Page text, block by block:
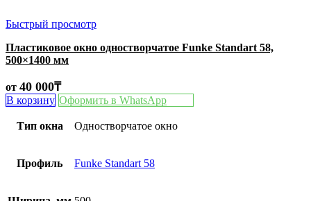
Быстрый просмотр
Пластиковое окно одностворчатое Funke Standart 58,
500×1400 мм
от 40 000₸
В корзину Оформить в WhatsApp
Тип окна Одностворчатое окно
Профиль Funke Standart 58